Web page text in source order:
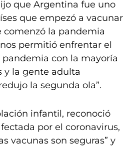
que Argentina fue uno
que empezó a vacunar
comenzó la pandemia
permitió enfrentar el
con la mayoría
y la gente adulta
la segunda ola”.
infantil, reconoció
por el coronavirus,
vacunas son seguras” y